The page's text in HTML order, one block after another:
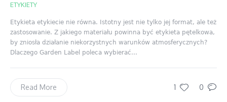
ETYKIETY
Etykieta etykiecie nie równa. Istotny jest nie tylko jej format, ale też
zastosowanie. Z jakiego materiału powinna być etykieta pętelkowa,
by zniosła działanie niekorzystnych warunków atmosferycznych?
Dlaczego Garden Label poleca wybierać...
1 0
Read More